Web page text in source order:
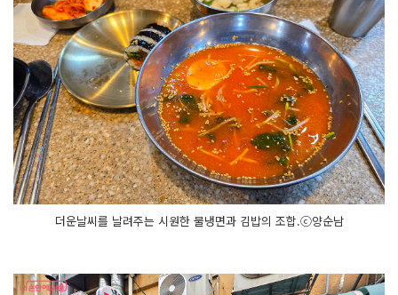
더운날씨를 날려주는 시원한 물냉면과 김밥의 조합.ⓒ양순남